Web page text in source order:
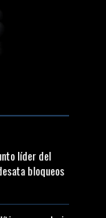
líder del
bloqueos